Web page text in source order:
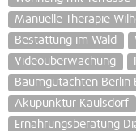
Manuelle Therapie
Bestattung im Wald
Videoüberwachung
Baumgutachten Berlin
Akupunktur Kaulsdorf
Ernährungsberatung